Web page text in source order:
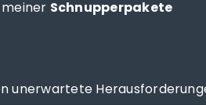
Schnupperpakete
unerwartete